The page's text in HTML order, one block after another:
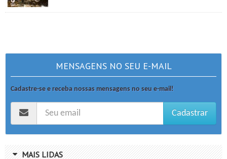
MENSAGENS NO SEU E-MAIL
Cadastre-se e receba nossas mensagens no seu e-mail!
Cadastrar
MAIS LIDAS